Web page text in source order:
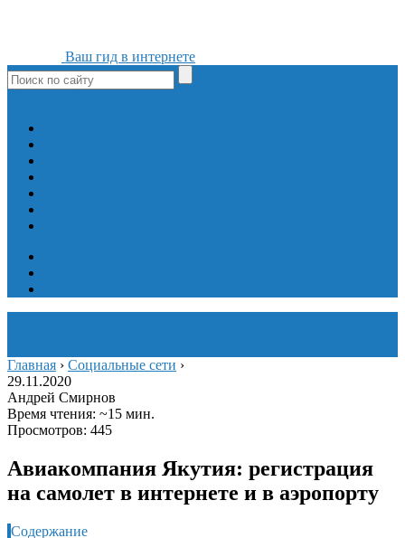
Ваш гид в интернете
Главная › Социальные сети ›
29.11.2020
Андрей Смирнов
Время чтения: ~15 мин.
Просмотров: 445
Авиакомпания Якутия: регистрация
на самолет в интернете и в аэропорту
Содержание